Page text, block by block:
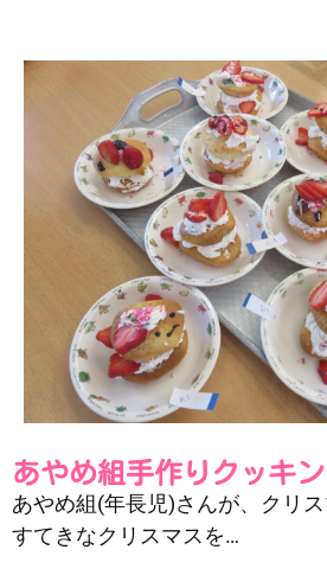
あやめ組手作りクッキ
あやめ組(年長児)さんが、クリ
すてきなクリスマスを…